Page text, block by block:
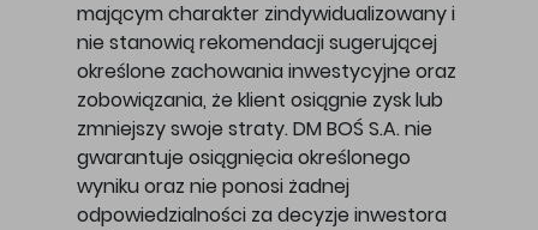
mającym charakter zindywidualizowany i
nie stanowią rekomendacji sugerującej
określone zachowania inwestycyjne oraz
zobowiązania, że klient osiągnie zysk lub
zmniejszy swoje straty. DM BOŚ S.A. nie
gwarantuje osiągnięcia określonego
wyniku oraz nie ponosi żadnej
odpowiedzialności za decyzje inwestora